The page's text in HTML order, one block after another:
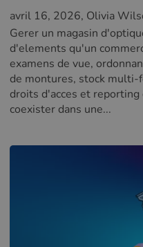
avril 16, 2026, Olivia
Gerer un magasin
d'elements qu'un
examens de vue,
de montures, stock multi-
droits d'acces et
coexister dans une...